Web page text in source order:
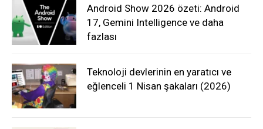
Android Show 2026 özeti: Android
17, Gemini Intelligence ve daha
fazlası
Teknoloji devlerinin en yaratıcı ve
eğlenceli 1 Nisan şakaları (2026)